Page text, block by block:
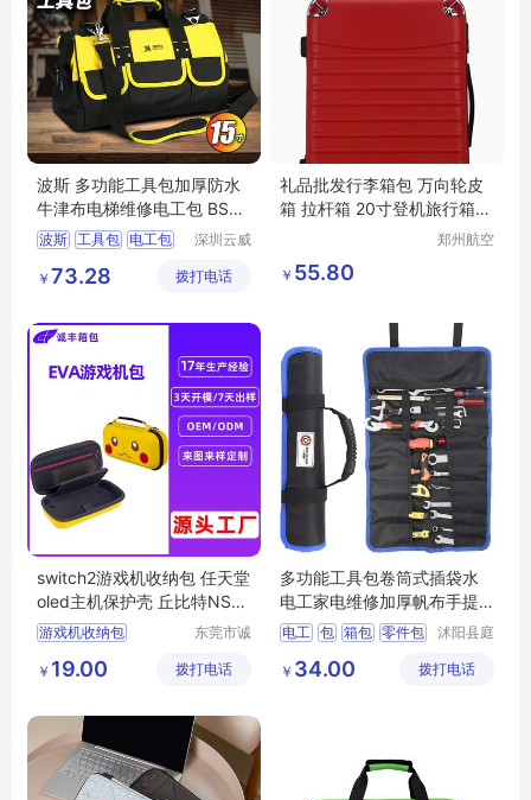
波斯 多功能工具包加厚防水
牛津布电梯维修电工包 BS52
5413（15寸）
波斯 工具包 电工包
深圳云威
有限公司
￥ 73.28 拨打电话
礼品批发行李箱包 万向轮皮
箱 拉杆箱 20寸登机旅行箱包
郑州航空
￥ 55.80
switch2游戏机收纳包 任天堂
oled主机保护壳 丘比特NS防
护硬壳包
游戏机收纳包
switch2收纳包
东莞市诚
限公司
￥ 19.00 拨打电话
多功能工具包卷筒式插袋水
电工家电维修加厚帆布手提
式安装收纳包
电工 包 箱包 零件包
沭阳县庭
商务有限
￥ 34.00 拨打电话